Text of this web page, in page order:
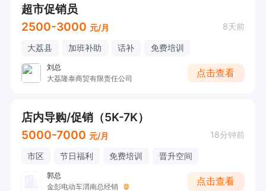
超市促销员
2500-3000 元/月 8天前
大荔县 加班补助 话补 免费培训
刘总
大荔隆泰商贸有限责任公司
点击查看
店内导购/促销（5K-7K）
5000-7000 元/月 18分钟前
市区 节日福利 免费培训 晋升空间
郭总
金彭电动车渭南总经销
点击查看